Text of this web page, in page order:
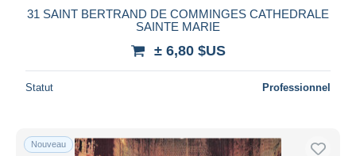
31 SAINT BERTRAND DE COMMINGES CATHEDRALE
SAINTE MARIE
± 6,80 $US
Statut Professionnel
Nouveau